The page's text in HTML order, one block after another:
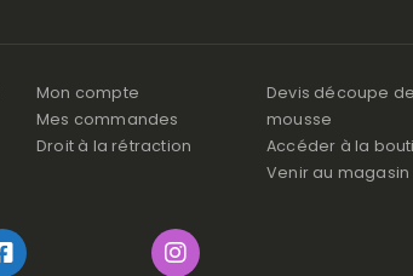
Mon compte
Mes commandes
Droit à la rétraction
Devis découpe de
mousse
Accéder à la
Venir au magasin